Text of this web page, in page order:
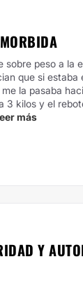
sobre peso a la
que si estaba
la pasaba
3 kilos y el
más
Y